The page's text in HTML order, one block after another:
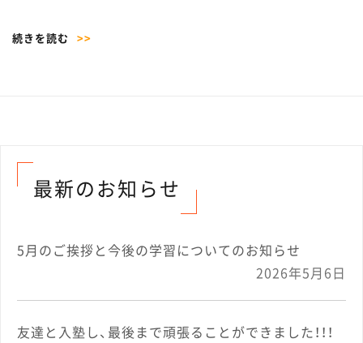
続きを読む >>
最新のお知らせ
5月のご挨拶と今後の学習についてのお知らせ
2026年5月6日
友達と入塾し、最後まで頑張ることができました！！！